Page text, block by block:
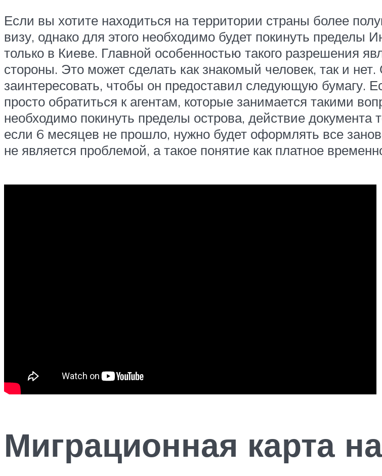
Если вы хотите находиться на территории страны более
визу, однако для этого необходимо будет покинуть пределы
только в Киеве. Главной особенностью такого разрешения
стороны. Это может сделать как знакомый человек, так и
заинтересовать, чтобы он предоставил следующую бумагу.
просто обратиться к агентам, которые занимается такими
необходимо покинуть пределы острова, действие
если 6 месяцев не прошло, нужно будет оформлять все
не является проблемой, а такое понятие как платное
Миграционная карта